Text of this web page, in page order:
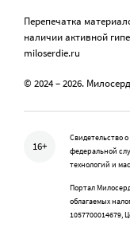
Перепечатка
наличии активной
miloserdie.ru
© 2024 – 2026.
16+
Свидетельство
федеральной
технологий и
Портал
облагаемых
1057700014679,